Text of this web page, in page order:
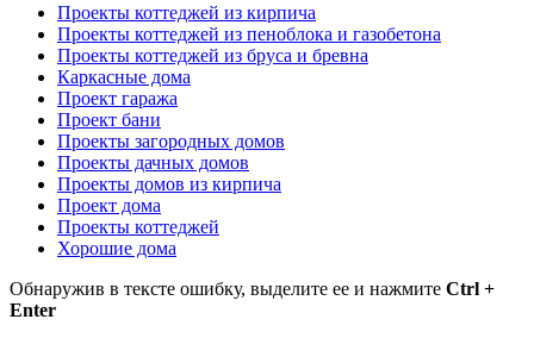
Проекты коттеджей из кирпича
Проекты коттеджей из пеноблока и газобетона
Проекты коттеджей из бруса и бревна
Каркасные дома
Проект гаража
Проект бани
Проекты загородных домов
Проекты дачных домов
Проекты домов из кирпича
Проект дома
Проекты коттеджей
Хорошие дома
Обнаружив в тексте ошибку, выделите ее и нажмите Ctrl +
Enter